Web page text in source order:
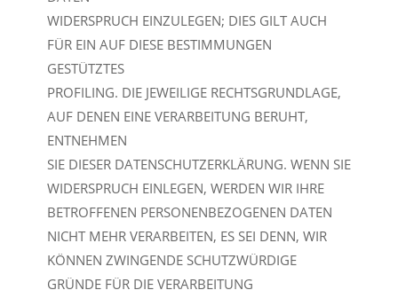
WIDERSPRUCH EINZULEGEN; DIES GILT AUCH
FÜR EIN AUF DIESE BESTIMMUNGEN
GESTÜTZTES
PROFILING. DIE JEWEILIGE RECHTSGRUNDLAGE,
AUF DENEN EINE VERARBEITUNG BERUHT,
ENTNEHMEN
SIE DIESER DATENSCHUTZERKLÄRUNG. WENN SIE
WIDERSPRUCH EINLEGEN, WERDEN WIR IHRE
BETROFFENEN PERSONENBEZOGENEN DATEN
NICHT MEHR VERARBEITEN, ES SEI DENN, WIR
KÖNNEN ZWINGENDE SCHUTZWÜRDIGE
GRÜNDE FÜR DIE VERARBEITUNG